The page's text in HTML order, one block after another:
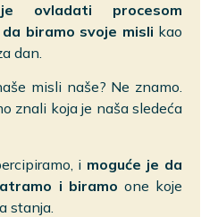
ovladati procesom
biramo svoje misli kao
dan.
misli naše? Ne znamo.
znali koja je naša sledeća
i moguće je da
i biramo one koje
stanja.